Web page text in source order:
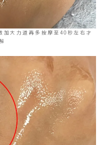
加大力道再多按摩至40秒左右才